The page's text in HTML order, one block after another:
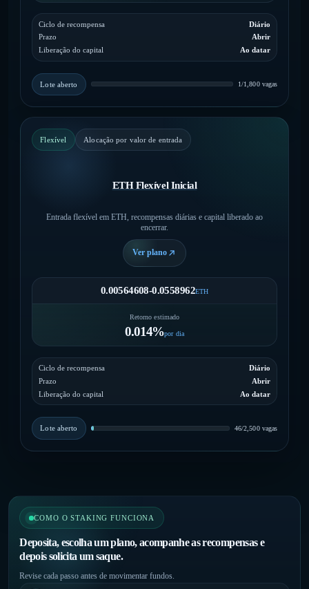
Ciclo de recompensa
Diário
Prazo
Abrir
Liberação do capital
Ao datar
Lote aberto 1/1,800 vagas
Flexível Alocação por valor de entrada
ETH Flexível Inicial
Entrada flexível em ETH, recompensas diárias e capital liberado ao
encerrar.
Ver plano
0.00564608-0.0558962ETH
Retorno estimado
0.014%por dia
Ciclo de recompensa
Diário
Prazo
Abrir
Liberação do capital
Ao datar
Lote aberto 46/2,500 vagas
COMO O STAKING FUNCIONA
Deposita, escolha um plano, acompanhe as recompensas e
depois solicita um saque.
Revise cada passo antes de movimentar fundos.